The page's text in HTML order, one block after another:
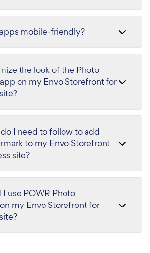
mobile-friendly?
the look of the Photo
on my Envo Storefront for
I need to follow to add
to my Envo Storefront
site?
use POWR Photo
my Envo Storefront for